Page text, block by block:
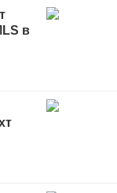
в